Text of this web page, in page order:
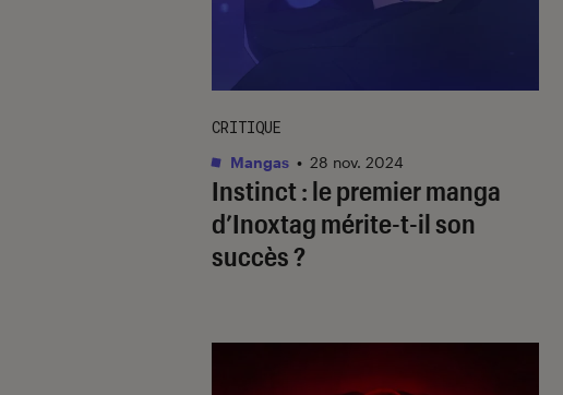
Instinct : le premier manga
d’Inoxtag mérite-t-il son
succès ?
CRITIQUE
Mangas • 28 nov. 2024